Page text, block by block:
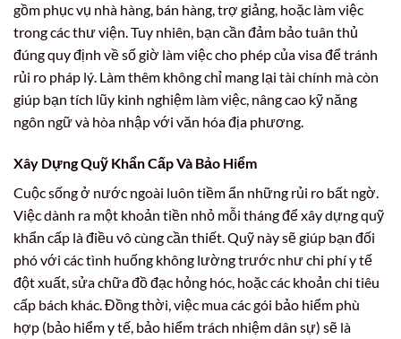
gồm phục vụ nhà hàng, bán hàng, trợ giảng, hoặc làm việc
trong các thư viện. Tuy nhiên, bạn cần đảm bảo tuân thủ
đúng quy định về số giờ làm việc cho phép của visa để tránh
rủi ro pháp lý. Làm thêm không chỉ mang lại tài chính mà còn
giúp bạn tích lũy kinh nghiệm làm việc, nâng cao kỹ năng
ngôn ngữ và hòa nhập với văn hóa địa phương.
Xây Dựng Quỹ Khẩn Cấp Và Bảo Hiểm
Cuộc sống ở nước ngoài luôn tiềm ẩn những rủi ro bất ngờ.
Việc dành ra một khoản tiền nhỏ mỗi tháng để xây dựng quỹ
khẩn cấp là điều vô cùng cần thiết. Quỹ này sẽ giúp bạn đối
phó với các tình huống không lường trước như chi phí y tế
đột xuất, sửa chữa đồ đạc hỏng hóc, hoặc các khoản chi tiêu
cấp bách khác. Đồng thời, việc mua các gói bảo hiểm phù
hợp (bảo hiểm y tế, bảo hiểm trách nhiệm dân sự) sẽ là